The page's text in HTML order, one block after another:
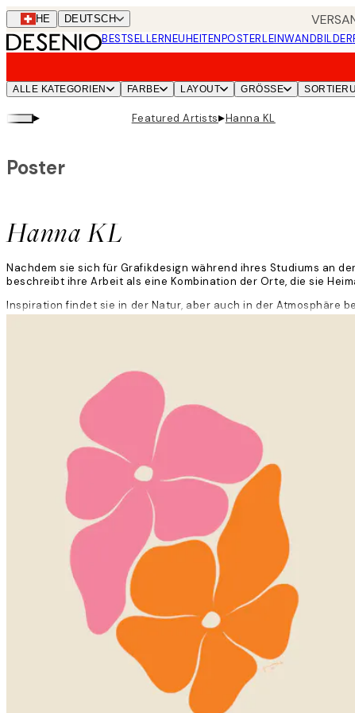
Skip
to
main
CHE DEUTSCH
BESTSELLERNEUHEITENPOSTERLEINWANDBILDER
ALLE KATEGORIEN FARBE LAYOUT GRÖSSE
▸ Featured Artists▸Hanna KL
Hanna KL
Poster
Nachdem sie sich für Grafikdesign während ihres Studiums an
beschreibt ihre Arbeit als eine Kombination der Orte, die sie
Inspiration findet sie in der Natur, aber auch in der Atmosphäre